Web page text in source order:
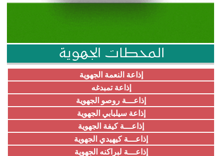
المحطات الجهوية
إذاعة النعمة الجهوية
إذاعة تمبدغه
إذاعـــة روصو الجهوية
إذاعة سيلبابي الجهوية
إذاعـــة كيفة الجهوية
إذاعـــة كيهيدي الجهوية
إذاعـــة لبراكنه الجهوية